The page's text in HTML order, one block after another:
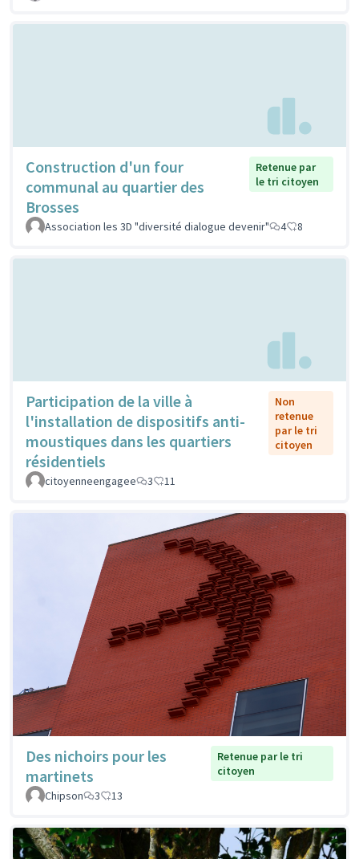
Construction d'un four
communal au quartier des
Brosses
Retenue par
le tri citoyen
Association les 3D "diversité dialogue devenir" 4 8
Participation de la ville à
l'installation de dispositifs anti-
moustiques dans les quartiers
résidentiels
Non
retenue
par le tri
citoyen
citoyenneengagee 3 11
Des nichoirs pour les
martinets
Retenue par le tri
citoyen
Chipson
3 13